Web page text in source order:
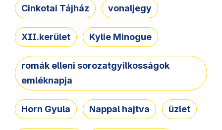
Cinkotai Tájház vonaljegy
XII.kerület Kylie Minogue
romák elleni sorozatgyilkosságok
emléknapja
Horn Gyula Nappal hajtva üzlet